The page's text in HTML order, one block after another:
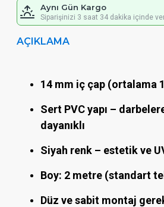
Aynı Gün Kargo
Siparişinizi 3 saat 34 dakika içinde
AÇIKLAMA
14 mm iç çap (ortalama
Sert PVC yapı –
dayanıklı
Siyah renk – estetik ve
Boy: 2 metre (standart
Düz ve sabit montaj